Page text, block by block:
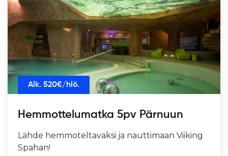
Alk. 520€/hlö.
Hemmottelumatka 5pv Pärnuun
Lähde hemmoteltavaksi ja nauttimaan Viiking
Spahan!